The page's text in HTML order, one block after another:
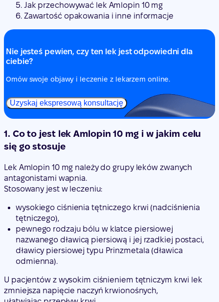
5. Jak przechowywać lek Amlopin 10 mg
6. Zawartość opakowania i inne informacje
Nie jesteś pewien, czy ten lek jest odpowiedni dla
ciebie?
Omów swoje objawy i leczenie z lekarzem online.
Uzyskaj ekspresową konsultację
1. Co to jest lek Amlopin 10 mg i w jakim celu
się go stosuje
Lek Amlopin 10 mg należy do grupy leków zwanych
antagonistami wapnia.
Stosowany jest w leczeniu:
wysokiego ciśnienia tętniczego krwi (nadciśnienia
tętniczego),
pewnego rodzaju bólu w klatce piersiowej
nazwanego dławicą piersiową i jej rzadkiej postaci,
dławicy piersiowej typu Prinzmetala (dławica
odmienna).
U pacjentów z wysokim ciśnieniem tętniczym krwi lek
zmniejsza napięcie naczyń krwionośnych,